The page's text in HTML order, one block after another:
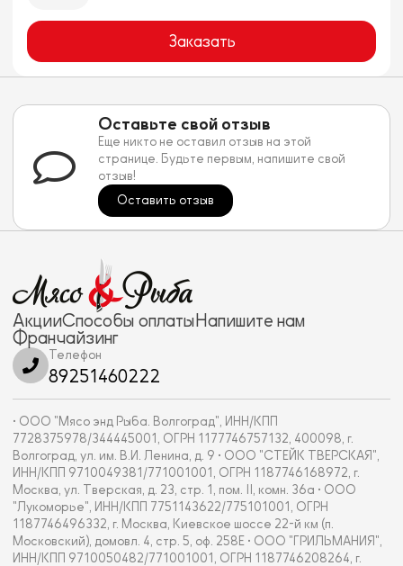
Заказать
Оставьте свой отзыв
Еще никто не оставил отзыв на этой
странице. Будьте первым, напишите свой
отзыв!
Оставить отзыв
АкцииСпособы оплатыНапишите нам
Франчайзинг
Телефон
89251460222
• ООО "Мясо энд Рыба. Волгоград", ИНН/КПП
7728375978/344445001, ОГРН 1177746757132, 400098, г.
Волгоград, ул. им. В.И. Ленина, д. 9 • ООО "СТЕЙК ТВЕРСКАЯ",
ИНН/КПП 9710049381/771001001, ОГРН 1187746168972, г.
Москва, ул. Тверская, д. 23, стр. 1, пом. II, комн. 36а • ООО
"Лукоморье", ИНН/КПП 7751143622/775101001, ОГРН
1187746496332, г. Москва, Киевское шоссе 22-й км (п.
Московский), домовл. 4, стр. 5, оф. 258Е • ООО "ГРИЛЬМАНИЯ",
ИНН/КПП 9710050482/771001001, ОГРН 1187746208264, г.